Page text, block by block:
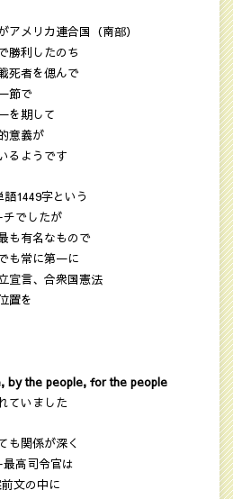
アメリカ連合国（南部）
勝利したのち
死者を偲んで
節で
を期して
意義が
るようです
1449字という
でしたが
も有名なもので
も常に第一に
宣言、合衆国憲法
置を
by the people, for the people
ていました
も関係が深く
高司令官は
文の中に